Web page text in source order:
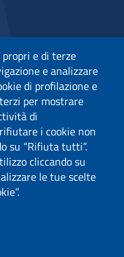
e di terze
e analizzare
di profilazione e
per mostrare
di
i cookie non
su “Rifiuta tutti”.
cliccando su
le tue scelte